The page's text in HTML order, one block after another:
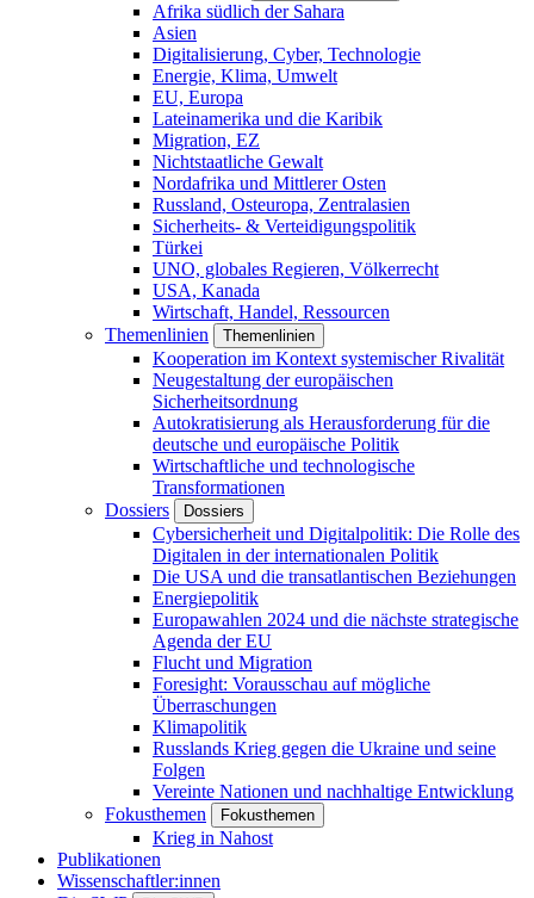
Afrika südlich der Sahara
Asien
Digitalisierung, Cyber, Technologie
Energie, Klima, Umwelt
EU, Europa
Lateinamerika und die Karibik
Migration, EZ
Nichtstaatliche Gewalt
Nordafrika und Mittlerer Osten
Russland, Osteuropa, Zentralasien
Sicherheits- & Verteidigungspolitik
Türkei
UNO, globales Regieren, Völkerrecht
USA, Kanada
Wirtschaft, Handel, Ressourcen
Themenlinien
Themenlinien
Kooperation im Kontext systemischer Rivalität
Neugestaltung der europäischen
Sicherheitsordnung
Autokratisierung als Herausforderung für die
deutsche und europäische Politik
Wirtschaftliche und technologische
Transformationen
Dossiers
Dossiers
Cybersicherheit und Digitalpolitik: Die Rolle des
Digitalen in der internationalen Politik
Die USA und die transatlantischen Beziehungen
Energiepolitik
Europawahlen 2024 und die nächste strategische
Agenda der EU
Flucht und Migration
Foresight: Vorausschau auf mögliche
Überraschungen
Klimapolitik
Russlands Krieg gegen die Ukraine und seine
Folgen
Vereinte Nationen und nachhaltige Entwicklung
Fokusthemen
Fokusthemen
Krieg in Nahost
Publikationen
Wissenschaftler:innen